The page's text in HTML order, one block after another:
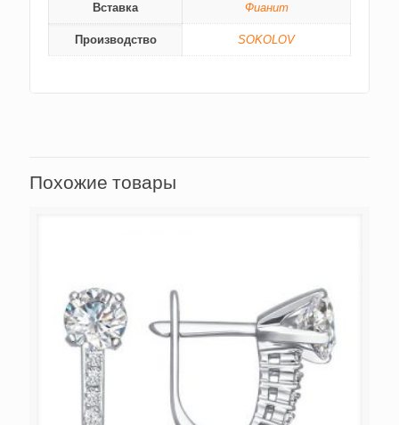
Вставка Фианит
Производство SOKOLOV
Похожие товары